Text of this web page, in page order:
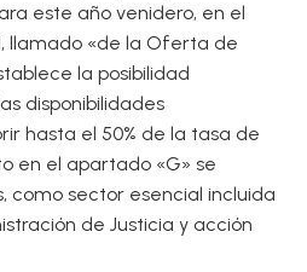
este año venidero, en el
llamado «de la Oferta de
la posibilidad
disponibilidades
hasta el 50% de la tasa de
en el apartado «G» se
como sector esencial incluida
de Justicia y acción